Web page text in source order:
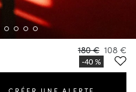
180 € 108 €